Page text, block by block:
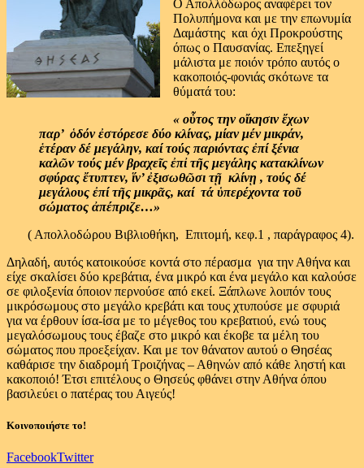
Ο Απολλόδωρος αναφέρει τον
Πολυπήμονα και με την επωνυμία
Δαμάστης και όχι Προκρούστης
όπως ο Παυσανίας. Επεξηγεί
μάλιστα με ποιόν τρόπο αυτός ο
κακοποιός-φονιάς σκότωνε τα
θύματά του:
« οὗτος την οἴκησιν ἔχων
παρ’ ὁδόν ἐστόρεσε δύο κλίνας, μίαν μέν μικράν,
ἑτέραν δέ μεγάλην, καί τούς παριόντας ἐπί ξένια
καλῶν τούς μέν βραχεῖς ἐπἰ τῆς μεγάλης κατακλίνων
σφύρας ἔτυπτεν, ἵν’ ἐξισωθῶσι τῇ κλίνῃ , τούς δέ
μεγάλους ἐπί τῆς μικρᾶς, καί τά ὑπερέχοντα τοῦ
σώματος ἀπέπριζε…»
( Απολλοδώρου Βιβλιοθήκη, Επιτομή, κεφ.1 , παράγραφος 4).
Δηλαδή, αυτός κατοικούσε κοντά στο πέρασμα για την Αθήνα και
είχε σκαλίσει δύο κρεβάτια, ένα μικρό και ένα μεγάλο και καλούσε
σε φιλοξενία όποιον περνούσε από εκεί. Ξάπλωνε λοιπόν τους
μικρόσωμους στο μεγάλο κρεβάτι και τους χτυπούσε με σφυριά
για να έρθουν ίσα-ίσα με το μέγεθος του κρεβατιού, ενώ τους
μεγαλόσωμους τους έβαζε στο μικρό και έκοβε τα μέλη του
σώματος που προεξείχαν. Και με τον θάνατον αυτού ο Θησέας
καθάρισε την διαδρομή Τροιζήνας – Αθηνών από κάθε ληστή και
κακοποιό! Έτσι επιτέλους ο Θησεύς φθάνει στην Αθήνα όπου
βασιλεύει ο πατέρας του Αιγεύς!
Κοινοποιήστε το!
FacebookTwitter